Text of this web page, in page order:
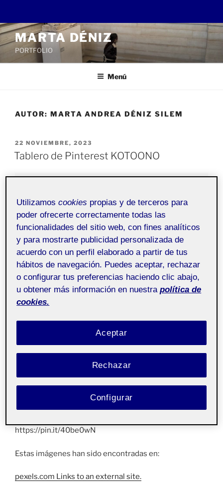
Saltar
al
contenido
MARTA DÉNIZ
PORTFOLIO
Menú
AUTOR: MARTA ANDREA DÉNIZ SILEM
PUBLICADO
EL
22 NOVIEMBRE, 2023
Tablero de Pinterest KOTOONO
comunidades digitales -
Aula 2
¡Hola a todos!
Para nuestro proyecto,KOTOONO ,nos hemos
centrado en la industria de lamoda sostenible , con el
objetivo de promover lamoda circular. Esta práctica
consiste en el diseño y la creación de piezas de ropa
tiempo posible, para luego ser reinsertadas en el
ecosistema sin crear ningún tipo de impacto negativo
en el medio ambiente.
creado en el que las imágenes propuestas muestran el
algodón como materia prima, como lo encontramos en
el cultivo y como se ve al reciclarse:
https://pin.it/40be0wN
Estas imágenes han sido encontradas en:
pexels.com Links to an external site.
Utilizamoscookies propias y de terceros para
poder ofrecerte correctamente todas las
funcionalidades del sitio web, con fines analíticos
y para mostrarte publicidad personalizada de
acuerdo con un perfil elaborado a partir de tus
hábitos de navegación. Puedes aceptar, rechazar
o configurar tus preferencias haciendo clic abajo,
u obtener más información en nuestra política de
cookies.
Rechazar
Aceptar
Configurar